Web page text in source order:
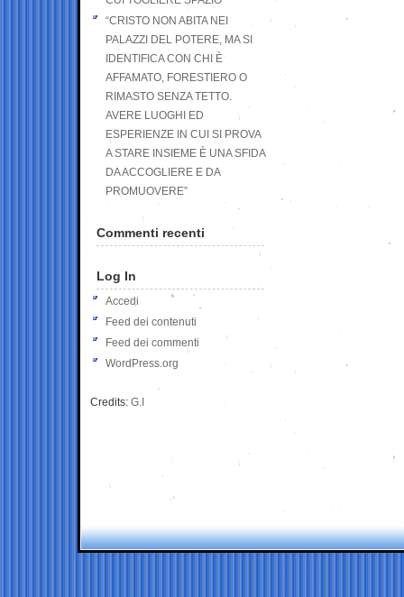
“CRISTO NON ABITA NEI
PALAZZI DEL POTERE, MA SI
IDENTIFICA CON CHI È
AFFAMATO, FORESTIERO O
RIMASTO SENZA TETTO.
AVERE LUOGHI ED
ESPERIENZE IN CUI SI PROVA
A STARE INSIEME È UNA SFIDA
DA ACCOGLIERE E DA
PROMUOVERE”
Commenti recenti
Log In
Accedi
Feed dei contenuti
Feed dei commenti
WordPress.org
Credits: G.I